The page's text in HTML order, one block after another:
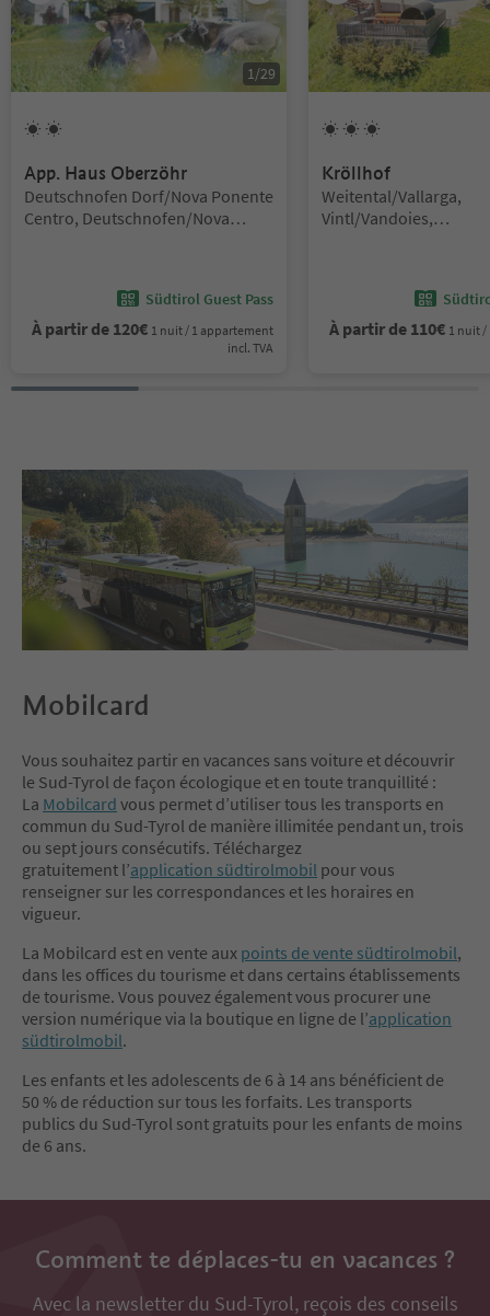
1 /29
App. Haus Oberzöhr
Emplacement:
Deutschnofen Dorf/Nova Ponente
Centro, Deutschnofen/Nova
Südtirol Guest Pass
À partir de 120€ 1 nuit / 1 appartement
incl. TVA
Kröllhof
Emplacement:
Weitental/Vallarga,
Vintl/Vandoies,
À partir de 110€ 1 nuit
Mobilcard
Vous souhaitez partir en vacances sans voiture et découvrir
le Sud-Tyrol de façon écologique et en toute tranquillité :
La Mobilcard vous permet d’utiliser tous les transports en
commun du Sud-Tyrol de manière illimitée pendant un, trois
ou sept jours consécutifs. Téléchargez
gratuitement l’application südtirolmobil pour vous
renseigner sur les correspondances et les horaires en
vigueur.
La Mobilcard est en vente aux points de vente südtirolmobil,
dans les offices du tourisme et dans certains établissements
de tourisme. Vous pouvez également vous procurer une
version numérique via la boutique en ligne de l’application
südtirolmobil.
Les enfants et les adolescents de 6 à 14 ans bénéficient de
50 % de réduction sur tous les forfaits. Les transports
publics du Sud-Tyrol sont gratuits pour les enfants de moins
de 6 ans.
Comment te déplaces-tu en vacances ?
Avec la newsletter du Sud-Tyrol, reçois des conseils